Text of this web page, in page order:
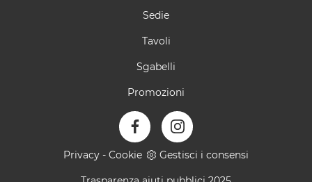
Sedie
Tavoli
Sgabelli
Promozioni
Privacy - Cookie Gestisci i consensi